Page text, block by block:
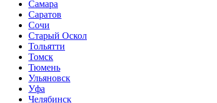
Самара
Саратов
Сочи
Старый Оскол
Тольятти
Томск
Тюмень
Ульяновск
Уфа
Челябинск